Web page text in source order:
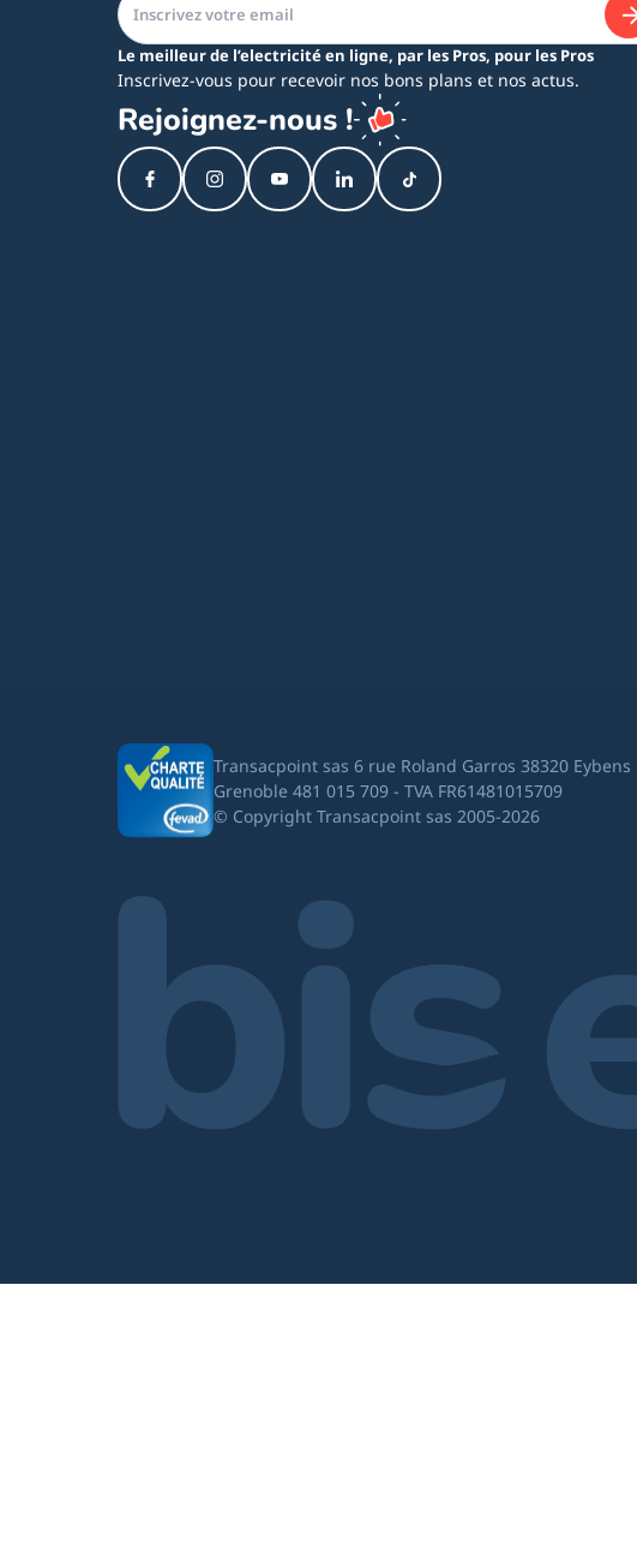
Le meilleur de l’electricité en ligne, par les Pros, pour les Pros
Inscrivez-vous pour recevoir nos bons plans et nos actus.
Rejoignez-nous !
Transacpoint sas 6 rue Roland Garros 38320 Eybens
Grenoble 481 015 709 - TVA FR61481015709
© Copyright Transacpoint sas 2005-2026